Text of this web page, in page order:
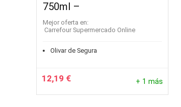
750ml –
Mejor oferta en:
Carrefour Supermercado Online
Olivar de Segura
12,19 € + 1 más